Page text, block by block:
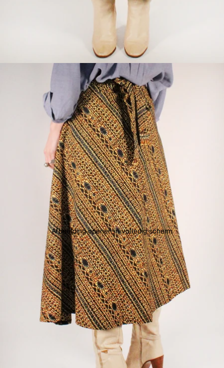
Afbeelding openen in volledig scherm